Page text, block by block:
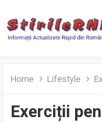
Home Lifestyle
Exerciții